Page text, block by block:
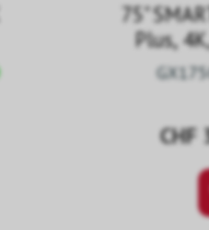
75"
Plus,
CHF